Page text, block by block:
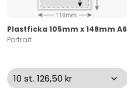
Plastficka 105mm x 148mm A6
Portrait